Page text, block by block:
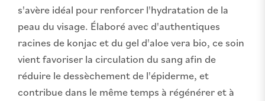
s'avère idéal pour renforcer l'hydratation de la
peau du visage. Élaboré avec d'authentiques
racines de konjac et du gel d'aloe vera bio, ce soin
vient favoriser la circulation du sang afin de
réduire le dessèchement de l'épiderme, et
contribue dans le même temps à régénérer et à